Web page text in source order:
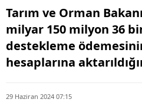
Tarım ve Orman
milyar 150 milyon 36
destekleme
hesaplarına
29 Haziran 2024 07:15